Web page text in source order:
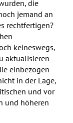
die
jemand an
rechtfertigen?
keineswegs,
aktualisieren
einbezogen
in der Lage,
und vor
und höheren